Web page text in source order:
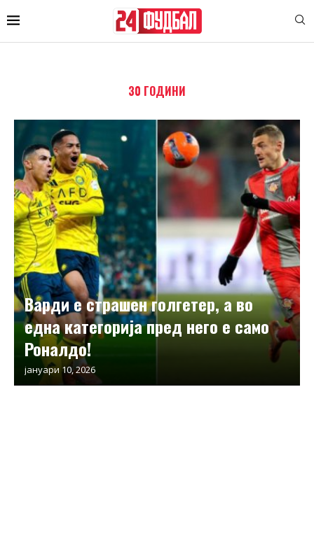
30 ГОДИНИ
Варди е страшен голгетер, а во
една категорија пред него е само
Роналдо!
јануари 10, 2026